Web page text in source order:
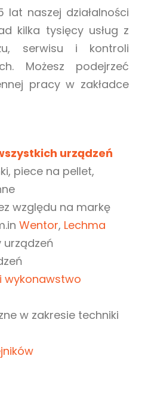
lat naszej działalności
kilka tysięcy usług z
serwisu i kontroli
Możesz podejrzeć
pracy w zakładce
urządzeń
piece na pellet,
względu na markę
Wentor, Lechma
urządzeń
i wykonawstwo
w zakresie techniki